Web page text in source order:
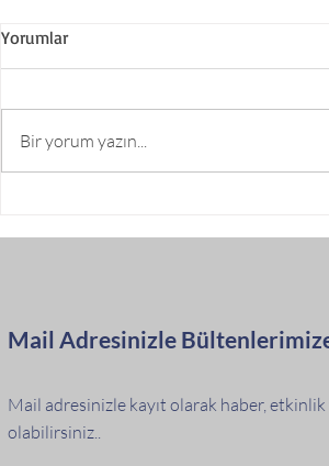
Yorumlar
Bir yorum yazın...
Mail Adresinizle
Mail adresinizle kayıt olarak haber,
olabilirsiniz..